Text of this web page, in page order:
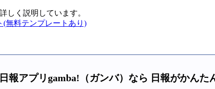
しく説明しています。
(無料テンプレートあり)
日報アプリgamba!（ガンバ）なら 日報がかんた